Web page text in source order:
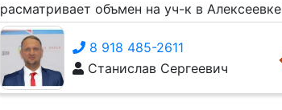
расматривает объмен на уч-к в
8 918 485-2611
Станислав Сергеевич